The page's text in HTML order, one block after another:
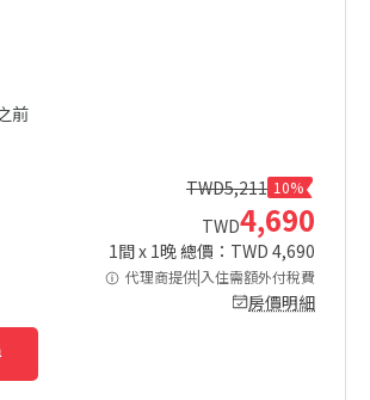
前
TWD5,211 10%
TWD4,690
1間 x 1晚 總價：TWD 4,690
代理商提供|入住需額外付稅費
房價明細